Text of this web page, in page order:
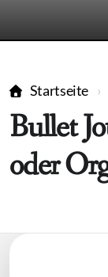
Startseite
Bullet
oder